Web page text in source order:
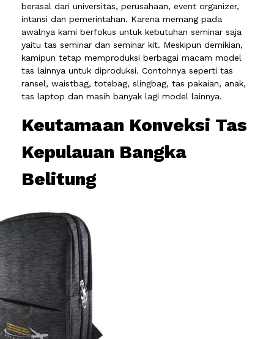
berasal dari universitas, perusahaan, event organizer,
intansi dan pemerintahan. Karena memang pada
awalnya kami berfokus untuk kebutuhan seminar saja
yaitu tas seminar dan seminar kit. Meskipun demikian,
kamipun tetap memproduksi berbagai macam model
tas lainnya untuk diproduksi. Contohnya seperti tas
ransel, waistbag, totebag, slingbag, tas pakaian, anak,
tas laptop dan masih banyak lagi model lainnya.
Keutamaan Konveksi Tas
Kepulauan Bangka
Belitung